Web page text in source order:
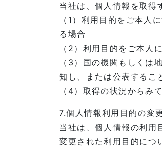
当社は、個人情報を取得
（1）利用目的をご本人
る場合
（2）利用目的をご本人
（3）国の機関もしくは
知し、または公表するこ
（4）取得の状況からみ
7.個人情報利用目的の変
当社は、個人情報の利用
変更された利用目的につ